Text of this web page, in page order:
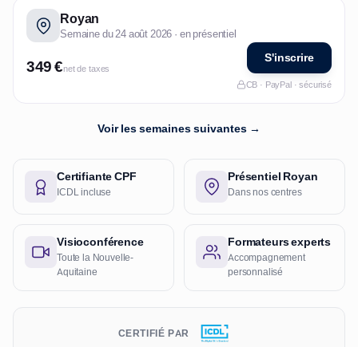
Royan
Semaine du 24 août 2026 · en présentiel
349 €net de taxes
S'inscrire
CB · PayPal · sécurisé
Voir les semaines suivantes →
Certifiante CPF
ICDL incluse
Présentiel Royan
Dans nos centres
Visioconférence
Toute la Nouvelle-
Aquitaine
Formateurs experts
Accompagnement
personnalisé
CERTIFIÉ PAR